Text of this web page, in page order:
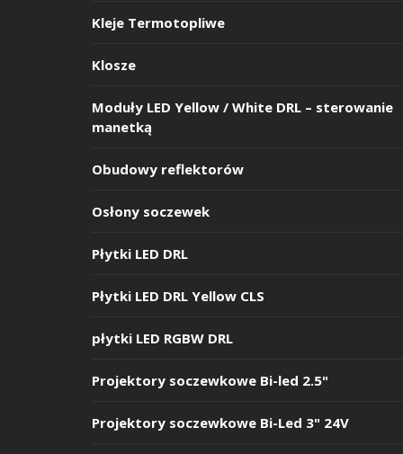
Kleje Termotopliwe
Klosze
Moduły LED Yellow / White DRL – sterowanie
manetką
Obudowy reflektorów
Osłony soczewek
Płytki LED DRL
Płytki LED DRL Yellow CLS
płytki LED RGBW DRL
Projektory soczewkowe Bi-led 2.5"
Projektory soczewkowe Bi-Led 3" 24V